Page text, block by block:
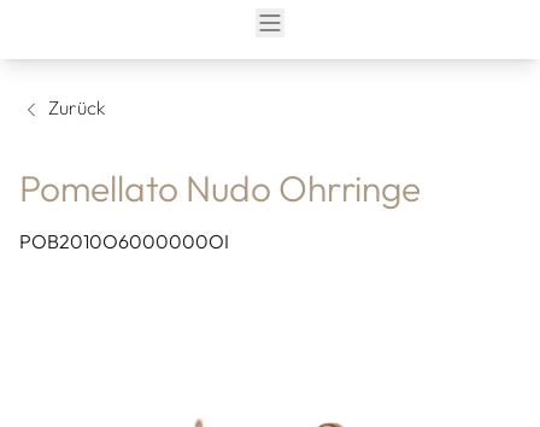
Zurück
Pomellato Nudo Ohrringe
POB2010O6000000OI